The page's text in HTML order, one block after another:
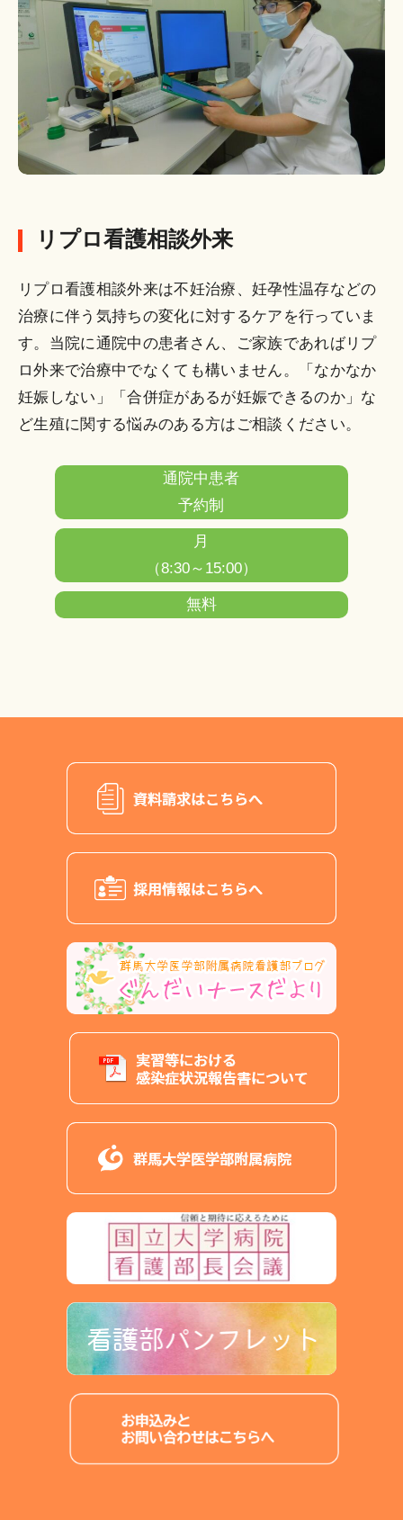
リプロ看護相談外来
リプロ看護相談外来は不妊治療、妊孕性温存などの
治療に伴う気持ちの変化に対するケアを行っていま
す。当院に通院中の患者さん、ご家族であればリプ
ロ外来で治療中でなくても構いません。「なかなか
妊娠しない」「合併症があるが妊娠できるのか」な
ど生殖に関する悩みのある方はご相談ください。
通院中患者
予約制
月
（8:30～15:00）
無料